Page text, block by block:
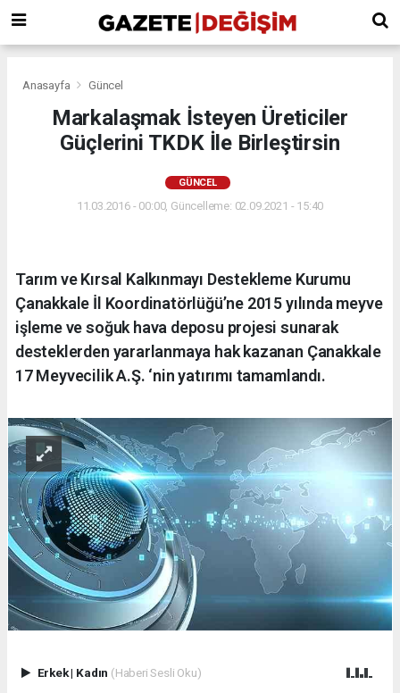
Anasayfa Güncel
Markalaşmak İsteyen Üreticiler
Güçlerini TKDK İle Birleştirsin
GÜNCEL
11.03.2016 - 00:00, Güncelleme: 02.09.2021 - 15:40
Tarım ve Kırsal Kalkınmayı Destekleme Kurumu
Çanakkale İl Koordinatörlüğü’ne 2015 yılında meyve
işleme ve soğuk hava deposu projesi sunarak
desteklerden yararlanmaya hak kazanan Çanakkale
17 Meyvecilik A.Ş. ‘nin yatırımı tamamlandı.
Erkek| Kadın (Haberi Sesli Oku)